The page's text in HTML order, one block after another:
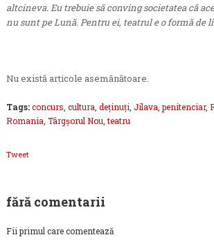
altcineva. Eu trebuie să conving societatea că
nu sunt pe Lună. Pentru ei, teatrul e o formă de
Nu există articole asemănătoare.
Tags:concurs cultura deținuți Jilava ,penitenciar,
Romania Târgșorul Nou ,teatru
Tweet
fără comentarii
Fii primul care comentează